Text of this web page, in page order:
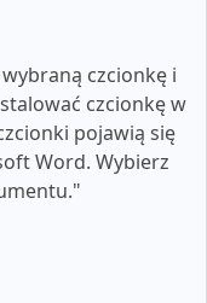
czcionkę i
czcionkę w
pojawią się
Word. Wybierz